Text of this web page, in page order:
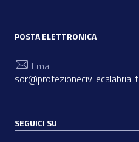
POSTA ELETTRONICA
Email
sor@protezionecivilecalabria.it
SEGUICI SU